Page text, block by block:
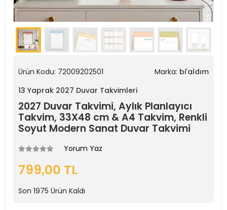
Ürün Kodu: 72009202501 Marka: bi'aldım
13 Yaprak 2027 Duvar Takvimleri
2027 Duvar Takvimi, Aylık Planlayıcı
Takvim, 33X48 cm & A4 Takvim, Renkli
Soyut Modern Sanat Duvar Takvimi
Yorum Yaz
799,00 TL
Son 1975 Ürün Kaldı